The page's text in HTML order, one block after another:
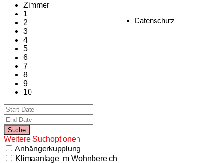
Datenschutz
Zimmer
1
2
3
4
5
6
7
8
9
10
Weitere Suchoptionen
Anhängerkupplung
Klimaanlage im Wohnbereich